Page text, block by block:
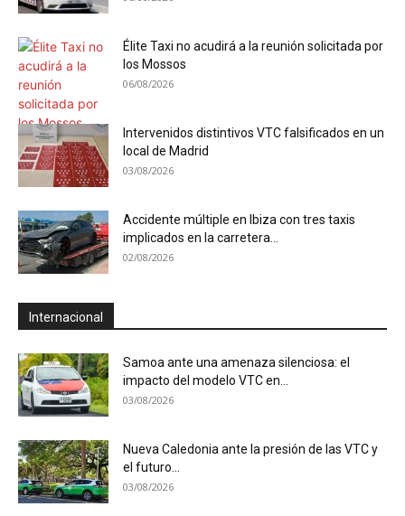
Élite Taxi no acudirá a la reunión solicitada por
los Mossos
06/08/2026
Intervenidos distintivos VTC falsificados en un
local de Madrid
03/08/2026
Accidente múltiple en Ibiza con tres taxis
implicados en la carretera...
02/08/2026
Internacional
Samoa ante una amenaza silenciosa: el
impacto del modelo VTC en...
03/08/2026
Nueva Caledonia ante la presión de las VTC y
el futuro...
03/08/2026